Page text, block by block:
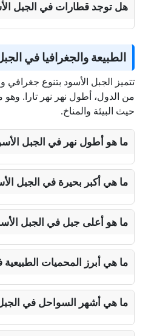
هل توجد قطارات في الجبل
الطبيعة والجغرافيا في
تتميز الجبل الأسود بتنوع جغرافي
من الدول، أطول نهر نهر تارا. وهو
حيث البيئة والمناخ.
ما هو أطول نهر في الجبل
ما هي أكبر بحيرة في الجبل
ما هو أعلى جبل في الجبل
ما هي أبرز المحميات
ما هي أشهر السواحل في